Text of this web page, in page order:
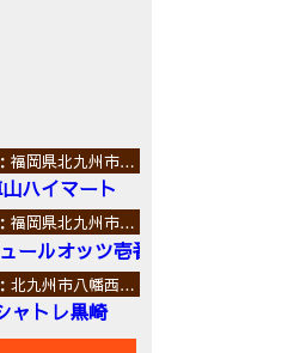
トオー）
福岡県北九州市…
ハイマート
福岡県北九州市…
ールオッツ壱番館
北九州市八幡西…
ャトレ黒崎